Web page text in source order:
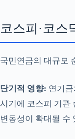
코스피·코스
국민연금의 대규모
단기적 영향: 연기
시기에 코스피 기관
변동성이 확대될 수